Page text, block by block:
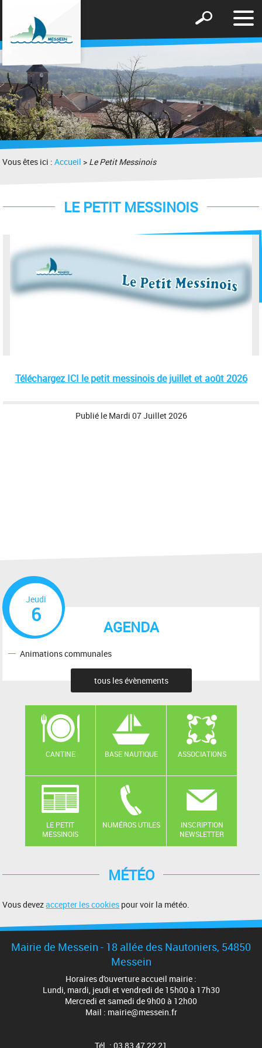
le
Afficher
formulaire
recherche
Vous êtes ici :Accueil > Le Petit Messinois
LE PETIT MESSINOIS
Téléchargez ICI le petit messinois de juillet et août 2026
Publié le Mardi 07 Juillet 2026
AGENDA
Jeudi
6
Animations communales
tous les évènements
CANTINE BASE NAUTIQUE ASSOCIATIONS
LE PETIT
MESSINOIS
NUMÉROS UTILES
INSCRIPTION
NEWSLETTER
MÉTÉO
Vous devezaccepter les cookies pour voir la météo.
Mairie de Messein - 18 allée des Nautoniers, 54850
Messein
Horaires d'ouverture accueil mairie :
Lundi, mardi, jeudi et vendredi de 15h00 à 17h30
Mercredi et samedi de 9h00 à 12h00
Mail : mairie@messein.fr
Tél. : 03 83 47 22 21